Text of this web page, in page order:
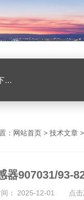
： 网站首页 > 技术文章
器907031/93-
间： 2025-12-01 点击